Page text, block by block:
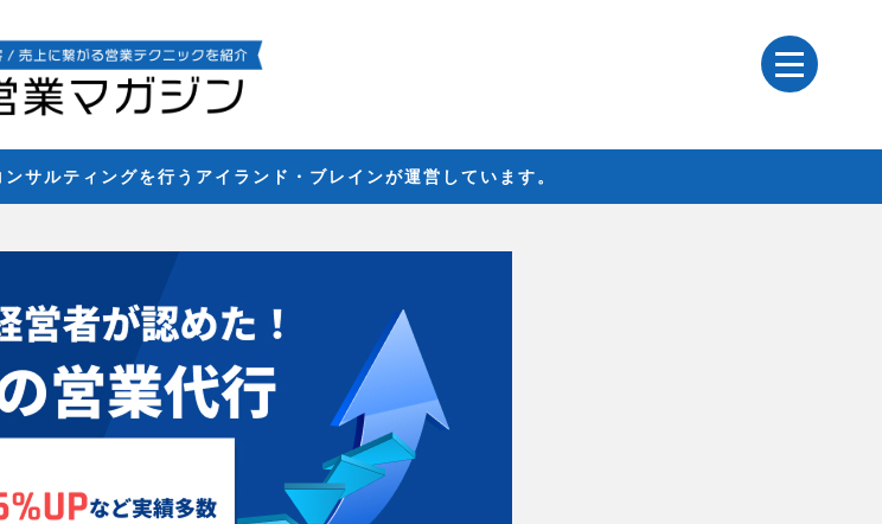
サルティングを行うアイランド・ブレインが運営しています。